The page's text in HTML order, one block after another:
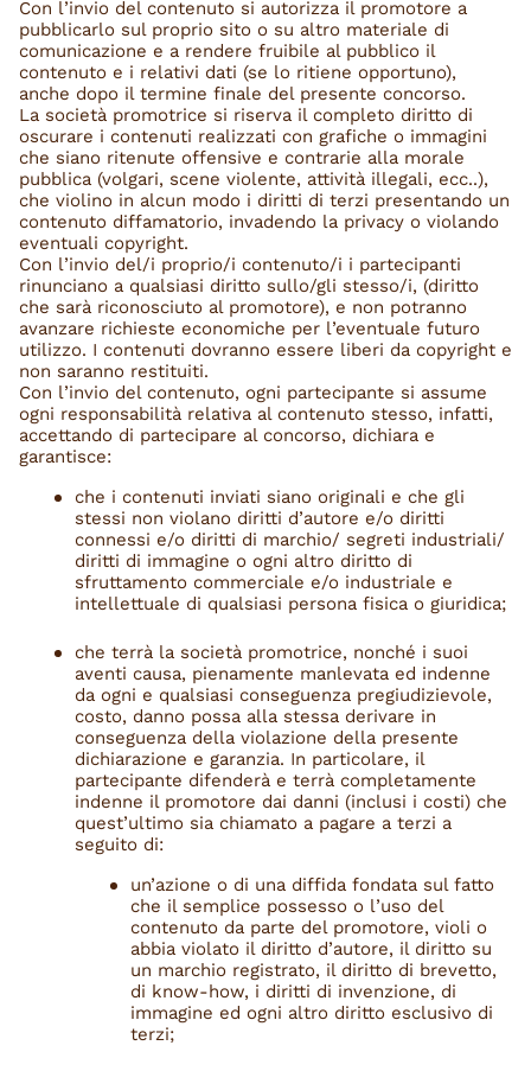
Con l’invio del contenuto si autorizza il promotore a
pubblicarlo sul proprio sito o su altro materiale di
comunicazione e a rendere fruibile al pubblico il
contenuto e i relativi dati (se lo ritiene opportuno),
anche dopo il termine finale del presente concorso.
La società promotrice si riserva il completo diritto di
oscurare i contenuti realizzati con grafiche o immagini
che siano ritenute offensive e contrarie alla morale
pubblica (volgari, scene violente, attività illegali, ecc..),
che violino in alcun modo i diritti di terzi presentando un
contenuto diffamatorio, invadendo la privacy o violando
eventuali copyright.
Con l’invio del/i proprio/i contenuto/i i partecipanti
rinunciano a qualsiasi diritto sullo/gli stesso/i, (diritto
che sarà riconosciuto al promotore), e non potranno
avanzare richieste economiche per l’eventuale futuro
utilizzo. I contenuti dovranno essere liberi da copyright e
non saranno restituiti.
Con l’invio del contenuto, ogni partecipante si assume
ogni responsabilità relativa al contenuto stesso, infatti,
accettando di partecipare al concorso, dichiara e
garantisce:
che i contenuti inviati siano originali e che gli
stessi non violano diritti d’autore e/o diritti
connessi e/o diritti di marchio/ segreti industriali/
diritti di immagine o ogni altro diritto di
sfruttamento commerciale e/o industriale e
intellettuale di qualsiasi persona fisica o giuridica;
che terrà la società promotrice, nonché i suoi
aventi causa, pienamente manlevata ed indenne
da ogni e qualsiasi conseguenza pregiudizievole,
costo, danno possa alla stessa derivare in
conseguenza della violazione della presente
dichiarazione e garanzia. In particolare, il
partecipante difenderà e terrà completamente
indenne il promotore dai danni (inclusi i costi) che
quest’ultimo sia chiamato a pagare a terzi a
seguito di:
un’azione o di una diffida fondata sul fatto
che il semplice possesso o l’uso del
contenuto da parte del promotore, violi o
abbia violato il diritto d’autore, il diritto su
un marchio registrato, il diritto di brevetto,
di know-how, i diritti di invenzione, di
immagine ed ogni altro diritto esclusivo di
terzi;